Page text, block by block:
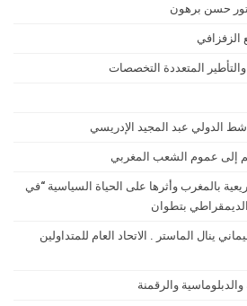
حسن برهون
الزفزافي
المتعددة التخصصات
الدولي عبد المجيد الإدريسي
إلى عموم الشعب المغربي
بالمغرب وأثرها على الحياة السياسية “في
بتطوان
ينال الماستر . الاتحاد العام للمتداولين
والرقمنة